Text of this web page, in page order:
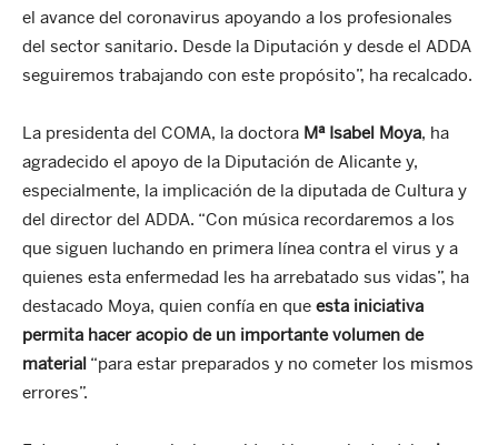
el avance del coronavirus apoyando a los profesionales
del sector sanitario. Desde la Diputación y desde el ADDA
seguiremos trabajando con este propósito”, ha recalcado.
La presidenta del COMA, la doctora Mª Isabel Moya, ha
agradecido el apoyo de la Diputación de Alicante y,
especialmente, la implicación de la diputada de Cultura y
del director del ADDA. “Con música recordaremos a los
que siguen luchando en primera línea contra el virus y a
quienes esta enfermedad les ha arrebatado sus vidas”, ha
destacado Moya, quien confía en que esta iniciativa
permita hacer acopio de un importante volumen de
material “para estar preparados y no cometer los mismos
errores”.